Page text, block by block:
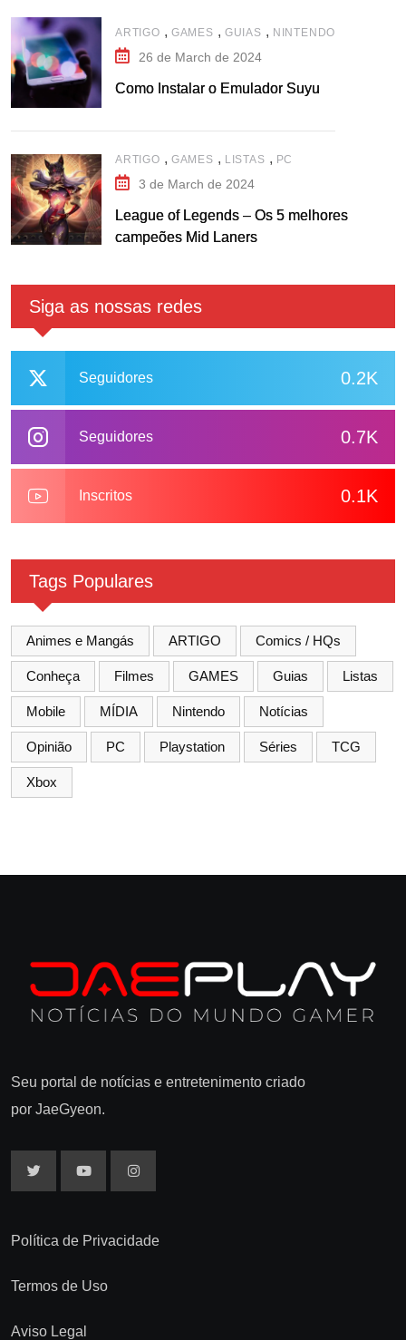
ARTIGO , GAMES , GUIAS , NINTENDO
26 de March de 2024
Como Instalar o Emulador Suyu
ARTIGO , GAMES , LISTAS , PC
3 de March de 2024
League of Legends – Os 5 melhores
campeões Mid Laners
Siga as nossas redes
0.2K
Seguidores
0.7K
Seguidores
0.1K
Inscritos
Tags Populares
Animes e Mangás ARTIGO Comics / HQs
Conheça Filmes GAMES Guias Listas
Mobile MÍDIA Nintendo Notícias
Opinião PC Playstation Séries TCG
Xbox
Seu portal de notícias e entretenimento criado
por JaeGyeon.
Política de Privacidade
Termos de Uso
Aviso Legal